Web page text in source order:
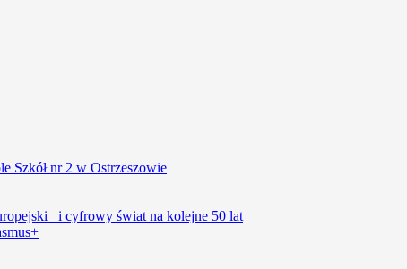
Szkół nr 2 w Ostrzeszowie
i cyfrowy świat na kolejne 50 lat